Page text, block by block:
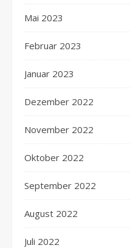
Mai 2023
Februar 2023
Januar 2023
Dezember 2022
November 2022
Oktober 2022
September 2022
August 2022
Juli 2022